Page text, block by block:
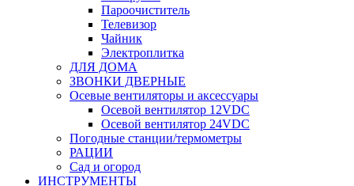
Пароочиститель
Телевизор
Чайник
Электроплитка
ДЛЯ ДОМА
ЗВОНКИ ДВЕРНЫЕ
Осевые вентиляторы и аксессуары
Осевой вентилятор 12VDC
Осевой вентилятор 24VDC
Погодные станции/термометры
РАЦИИ
Сад и огород
ИНСТРУМЕНТЫ